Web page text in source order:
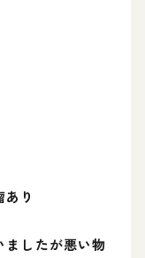
り
したが悪い物